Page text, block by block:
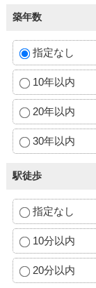
築年数
指定なし
10年以内
20年以内
30年以内
駅徒歩
指定なし
10分以内
20分以内